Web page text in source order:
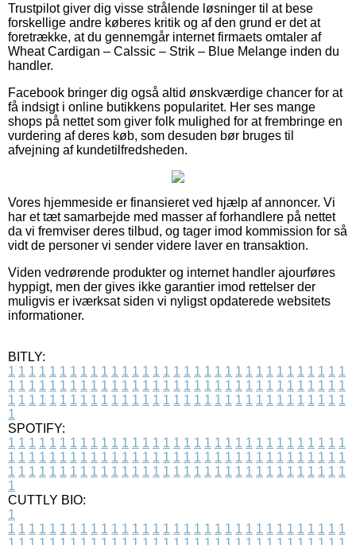
Trustpilot giver dig visse strålende løsninger til at bese
forskellige andre køberes kritik og af den grund er det at
foretrække, at du gennemgår internet firmaets omtaler af
Wheat Cardigan – Calssic – Strik – Blue Melange inden du
handler.
Facebook bringer dig også altid ønskværdige chancer for at
få indsigt i online butikkens popularitet. Her ses mange
shops på nettet som giver folk mulighed for at frembringe en
vurdering af deres køb, som desuden bør bruges til
afvejning af kundetilfredsheden.
Vores hjemmeside er finansieret ved hjælp af annoncer. Vi
har et tæt samarbejde med masser af forhandlere på nettet
da vi fremviser deres tilbud, og tager imod kommission for så
vidt de personer vi sender videre laver en transaktion.
Viden vedrørende produkter og internet handler ajourføres
hyppigt, men der gives ikke garantier imod rettelser der
muligvis er iværksat siden vi nyligst opdaterede websitets
informationer.
BITLY:
1 1 1 1 1 1 1 1 1 1 1 1 1 1 1 1 1 1 1 1 1 1 1 1 1 1 1 1 1 1 1 1 1
1 1 1 1 1 1 1 1 1 1 1 1 1 1 1 1 1 1 1 1 1 1 1 1 1 1 1 1 1 1 1 1 1
1 1 1 1 1 1 1 1 1 1 1 1 1 1 1 1 1 1 1 1 1 1 1 1 1 1 1 1 1 1 1 1 1
1
SPOTIFY:
1 1 1 1 1 1 1 1 1 1 1 1 1 1 1 1 1 1 1 1 1 1 1 1 1 1 1 1 1 1 1 1 1
1 1 1 1 1 1 1 1 1 1 1 1 1 1 1 1 1 1 1 1 1 1 1 1 1 1 1 1 1 1 1 1 1
1 1 1 1 1 1 1 1 1 1 1 1 1 1 1 1 1 1 1 1 1 1 1 1 1 1 1 1 1 1 1 1 1
1
CUTTLY BIO:
1
1 1 1 1 1 1 1 1 1 1 1 1 1 1 1 1 1 1 1 1 1 1 1 1 1 1 1 1 1 1 1 1 1